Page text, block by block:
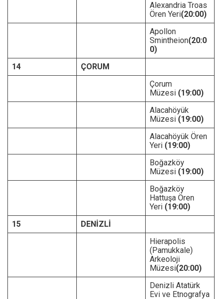
Alexandria Troas
Ören Yeri(20:00)
Apollon
Smintheion(20:0
0)
14
ÇORUM
Çorum
Müzesi (19:00)
Alacahöyük
Müzesi (19:00)
Alacahöyük Ören
Yeri (19:00)
Boğazköy
Müzesi (19:00)
Boğazköy
Hattuşa Ören
Yeri (19:00)
15
DENİZLİ
Hierapolis
(Pamukkale)
Arkeoloji
Müzesi(20:00)
Denizli Atatürk
Evi ve Etnografya